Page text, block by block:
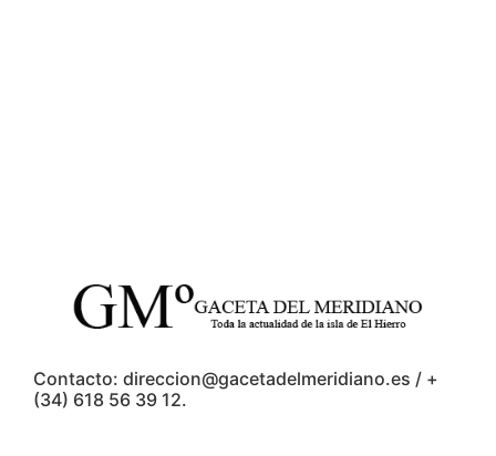
Contacto: direccion@gacetadelmeridiano.es / +
(34) 618 56 39 12.